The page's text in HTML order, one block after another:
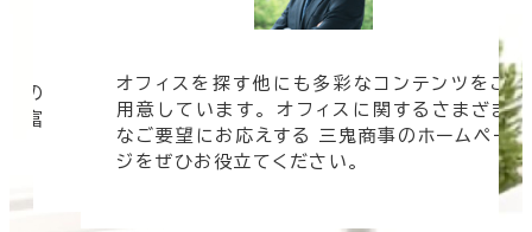
の
豊富
オフィスを探す他にも多彩なコンテンツをご
用意しています。 オフィスに関するさまざま
なご要望にお応えする 三鬼商事のホームペー
ジをぜひお役立てください。